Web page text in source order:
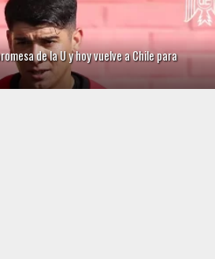
de la U y hoy vuelve a Chile para